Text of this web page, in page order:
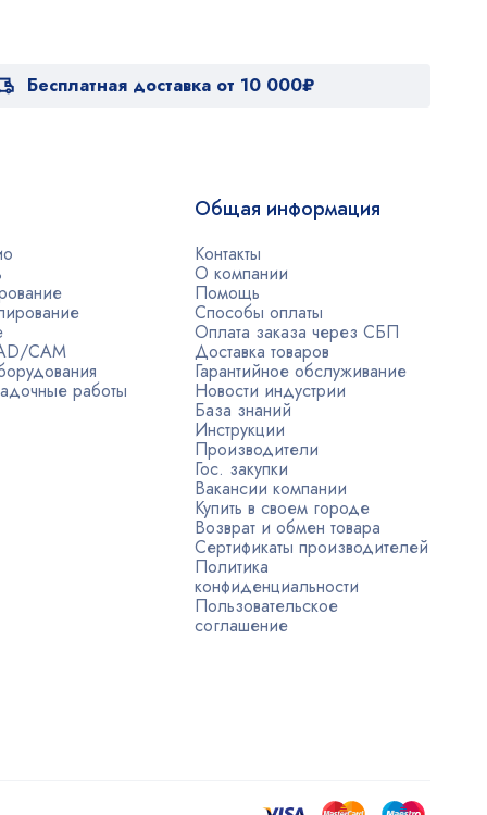
Бесплатная доставка от 10 000₽
CAM
работы
Общая информация
Контакты
О компании
Помощь
Способы оплаты
Оплата заказа через СБП
Доставка товаров
Гарантийное обслуживание
Новости индустрии
База знаний
Инструкции
Производители
Гос. закупки
Вакансии компании
Купить в своем городе
Возврат и обмен товара
Сертификаты производителей
Политика
конфиденциальности
Пользовательское
соглашение